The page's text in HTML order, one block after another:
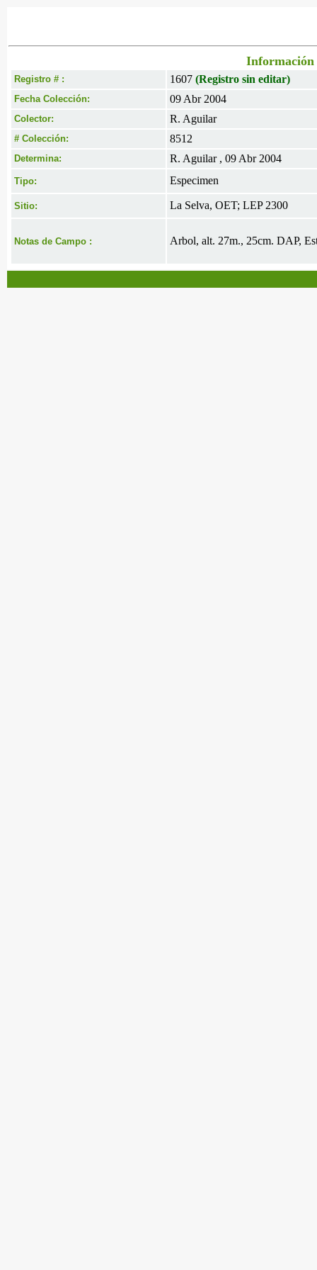
Información
Registro # : 1607 (Registro sin editar)
Fecha Colección: 09 Abr 2004
Colector: R. Aguilar
# Colección: 8512
Determina: R. Aguilar , 09 Abr 2004
Tipo: Especimen
Sitio: La Selva, OET; LEP 2300
Notas de Campo : Arbol, alt. 27m., 25cm. DAP,